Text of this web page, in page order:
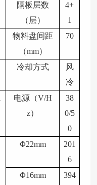
隔板层数
（层）
4+
1
物料盘间距
（mm）
70
冷却方式
风
冷
电源（V/H
z）
38
0/5
0
Φ22mm
201
6
Φ16mm
394